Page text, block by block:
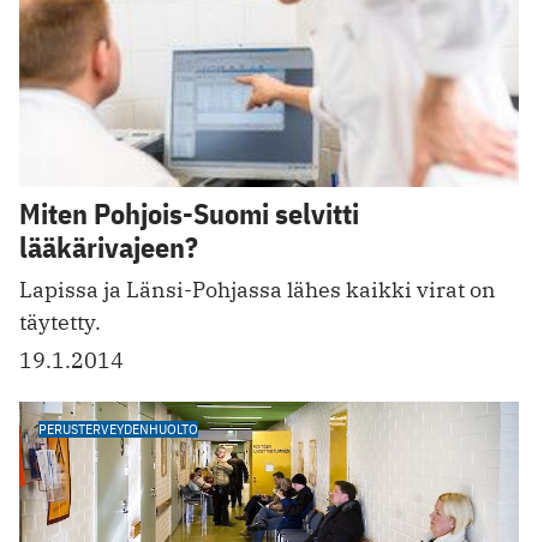
Miten Pohjois-Suomi selvitti
lääkärivajeen?
Lapissa ja Länsi-Pohjassa lähes kaikki virat on
täytetty.
19.1.2014
PERUSTERVEYDENHUOLTO